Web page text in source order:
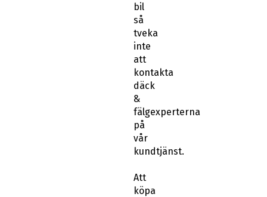
bil
så
tveka
inte
att
kontakta
däck
&
fälgexperterna
på
vår
kundtjänst.
Att
köpa